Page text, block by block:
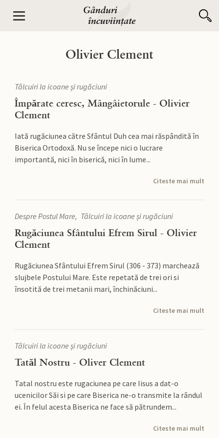
Olivier Clement
Tâlcuiri la icoane și rugăciuni
Împărate ceresc, Mângâietorule - Olivier
Clement
Iată rugăciunea către Sfântul Duh cea mai răspândită în
Biserica Ortodoxă. Nu se începe nici o lucrare
importantă, nici în biserică, nici în lume...
Citeste mai mult
Despre Postul Mare Tâlcuiri la icoane și rugăciuni
Rugăciunea Sfântului Efrem Sirul - Olivier
Clement
Rugăciunea Sfântului Efrem Sirul (306 - 373) marchează
slujbele Postului Mare. Este repetată de trei ori si
însotită de trei metanii mari, închinăciuni...
Citeste mai mult
Tâlcuiri la icoane și rugăciuni
Tatăl Nostru - Oliver Clement
Tatal nostru este rugaciunea pe care Iisus a dat-o
ucenicilor Săi si pe care Biserica ne-o transmite la rândul
ei. În felul acesta Biserica ne face să pătrundem...
Citeste mai mult